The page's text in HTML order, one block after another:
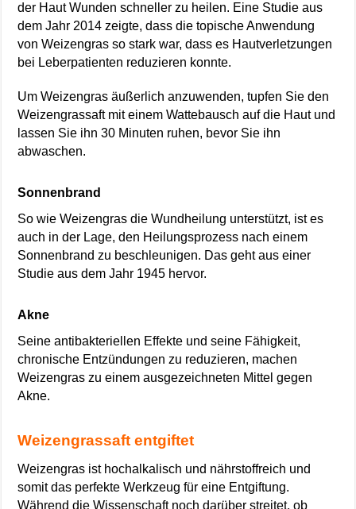
der Haut Wunden schneller zu heilen. Eine Studie aus
dem Jahr 2014 zeigte, dass die topische Anwendung
von Weizengras so stark war, dass es Hautverletzungen
bei Leberpatienten reduzieren konnte.
Um Weizengras äußerlich anzuwenden, tupfen Sie den
Weizengrassaft mit einem Wattebausch auf die Haut und
lassen Sie ihn 30 Minuten ruhen, bevor Sie ihn
abwaschen.
Sonnenbrand
So wie Weizengras die Wundheilung unterstützt, ist es
auch in der Lage, den Heilungsprozess nach einem
Sonnenbrand zu beschleunigen. Das geht aus einer
Studie aus dem Jahr 1945 hervor.
Akne
Seine antibakteriellen Effekte und seine Fähigkeit,
chronische Entzündungen zu reduzieren, machen
Weizengras zu einem ausgezeichneten Mittel gegen
Akne.
Weizengrassaft entgiftet
Weizengras ist hochalkalisch und nährstoffreich und
somit das perfekte Werkzeug für eine Entgiftung.
Während die Wissenschaft noch darüber streitet, ob